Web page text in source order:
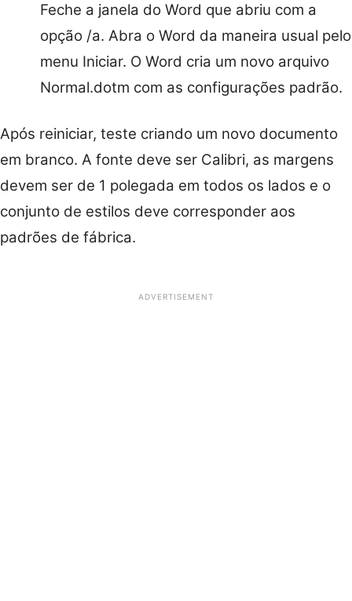
Feche a janela do Word que abriu com a
opção /a. Abra o Word da maneira usual pelo
menu Iniciar. O Word cria um novo arquivo
Normal.dotm com as configurações padrão.
Após reiniciar, teste criando um novo documento
em branco. A fonte deve ser Calibri, as margens
devem ser de 1 polegada em todos os lados e o
conjunto de estilos deve corresponder aos
padrões de fábrica.
ADVERTISEMENT